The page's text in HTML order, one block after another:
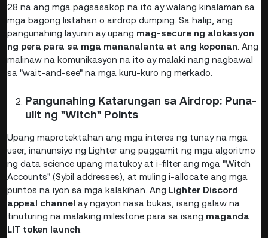
28 na ang mga pagsasakop na ito ay walang kinalaman sa
mga bagong listahan o airdrop dumping. Sa halip, ang
pangunahing layunin ay upang mag-secure ng alokasyon
ng pera para sa mga mananalanta at ang koponan . Ang
malinaw na komunikasyon na ito ay malaki nang nagbawal
sa "wait-and-see" na mga kuru-kuro ng merkado.
Pangunahing Katarungan sa Airdrop: Puna-
ulit ng "Witch" Points
Upang maprotektahan ang mga interes ng tunay na mga
user, inanunsiyo ng Lighter ang paggamit ng mga algoritmo
ng data science upang matukoy at i-filter ang mga "Witch
Accounts" (Sybil addresses), at muling i-allocate ang mga
puntos na iyon sa mga kalakihan. Ang Lighter Discord
appeal channel ay ngayon nasa bukas, isang galaw na
tinuturing na malaking milestone para sa isang maganda
LIT token launch